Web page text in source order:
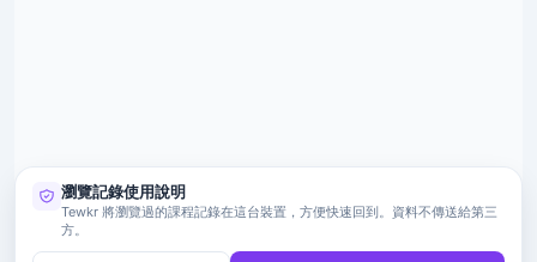
瀏覽記錄使用說明
Tewkr 將瀏覽過的課程記錄在這台裝置，方便快速回到。資料不傳送給第三
方。